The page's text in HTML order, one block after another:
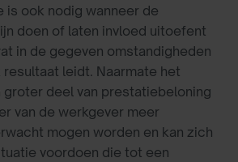
is ook nodig wanneer de
doen of laten invloed uitoefent
in de gegeven omstandigheden
leidt. Naarmate het
groter deel van prestatiebeloning
van de werkgever meer
mogen worden en kan zich
voordoen die tot een